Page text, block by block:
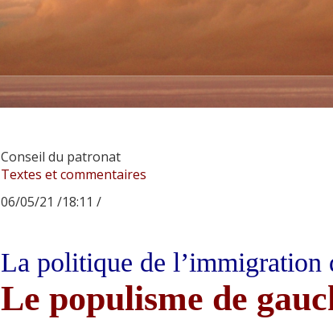
Conseil du patronat
Textes et commentaires
06/05/21 /18:11 /
La politique de l’immigration
Le populisme de